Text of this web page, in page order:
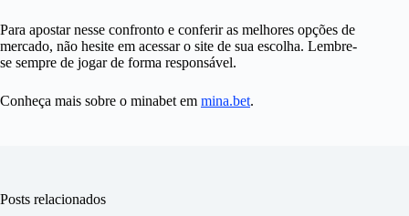
Para apostar nesse confronto e conferir as melhores opções de
mercado, não hesite em acessar o site de sua escolha. Lembre-
se sempre de jogar de forma responsável.
Conheça mais sobre o minabet em mina.bet.
Posts relacionados